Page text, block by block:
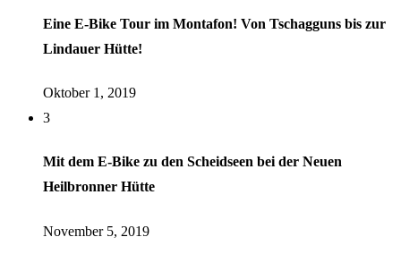
Eine E-Bike Tour im Montafon! Von Tschagguns bis zur
Lindauer Hütte!
Oktober 1, 2019
3
Mit dem E-Bike zu den Scheidseen bei der Neuen
Heilbronner Hütte
November 5, 2019